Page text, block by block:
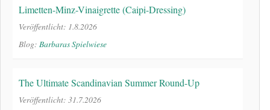
Limetten-Minz-Vinaigrette (Caipi-Dressing)
Veröffentlicht: 1.8.2026
Blog: Barbaras Spielwiese
The Ultimate Scandinavian Summer Round-Up
Veröffentlicht: 31.7.2026